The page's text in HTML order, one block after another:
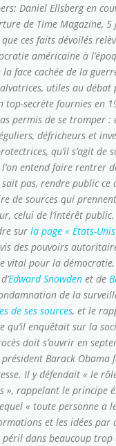
de Time Magazine,
ces faits dévoilés
américaine à
face cachée de la
utiles au
top-secrète fournies en
permis de se tromper
défricheurs et
qu’il s’agit
entend faire rentrer
pas, rendre public
de sources qui
celui de l’intérêt public.
sur la page « États-
des pouvoirs
vital pour la
Edward Snowden et de
de la
de ses sources, et le
qu’il enquêtait sur la
doit s’ouvrir en
Barack Obama
Il y défendait « le
», rappelant le principe
« toute personne a
et les idées par
dans beaucoup trop